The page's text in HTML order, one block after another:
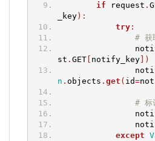
if request .
_key):
try:
# 获
st . GET[ notify_key])
n . objects . get ( id=
# 标
except